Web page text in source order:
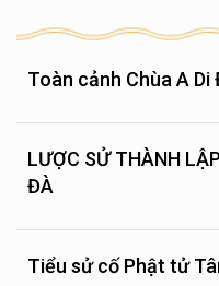
Toàn cảnh Chùa A Di
LƯỢC SỬ THÀNH
ĐÀ
Tiểu sử cố Phật tử